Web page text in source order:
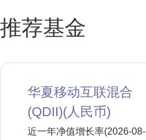
推荐基金
华夏移动互联混合
(QDII)(人民币)
近一年净值增长率(2026-08-